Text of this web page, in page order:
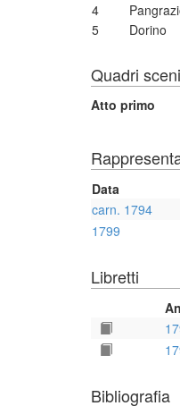
4
5
Dorino
Quadri
Atto primo
Data
carn. 1794
1799
Libretti
Bibliografia